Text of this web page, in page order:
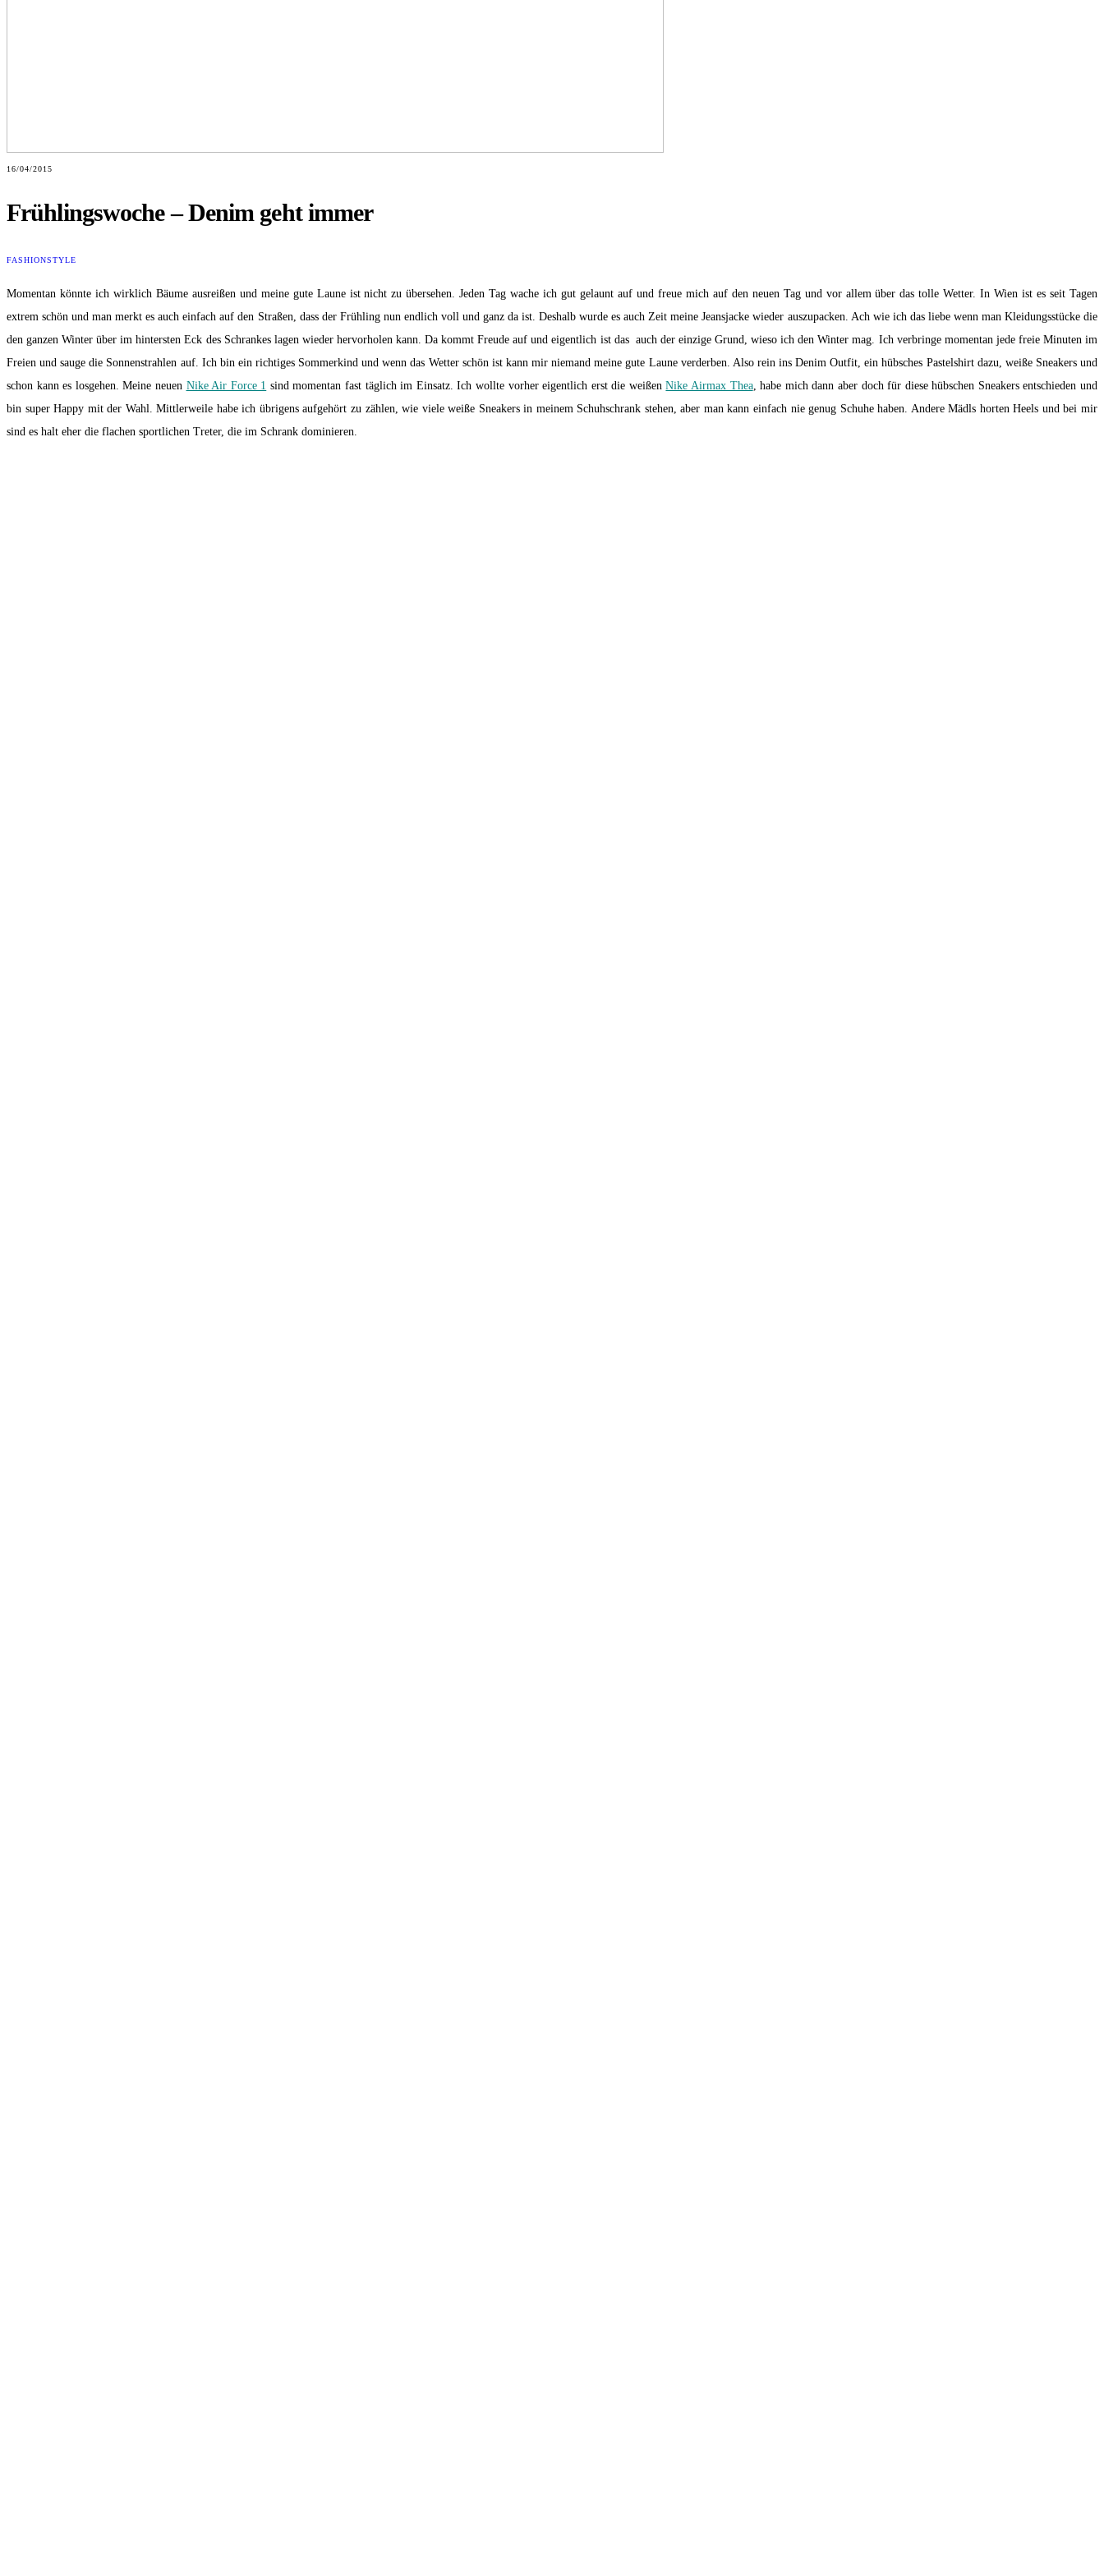
16/04/2015
Frühlingswoche – Denim geht immer
FASHIONSTYLE
Momentan könnte ich wirklich Bäume ausreißen und meine gute Laune ist nicht zu übersehen. Jeden Tag wache ich gut gelaunt auf und freue mich auf den neuen Tag und vor allem über das tolle Wetter. In Wien ist es seit Tagen
extrem schön und man merkt es auch einfach auf den Straßen, dass der Frühling nun endlich voll und ganz da ist. Deshalb wurde es auch Zeit meine Jeansjacke wieder auszupacken. Ach wie ich das liebe wenn man Kleidungsstücke die
den ganzen Winter über im hintersten Eck des Schrankes lagen wieder hervorholen kann. Da kommt Freude auf und eigentlich ist das auch der einzige Grund, wieso ich den Winter mag. Ich verbringe momentan jede freie Minuten im
Freien und sauge die Sonnenstrahlen auf. Ich bin ein richtiges Sommerkind und wenn das Wetter schön ist kann mir niemand meine gute Laune verderben. Also rein ins Denim Outfit, ein hübsches Pastelshirt dazu, weiße Sneakers und
schon kann es losgehen. Meine neuen Nike Air Force 1 sind momentan fast täglich im Einsatz. Ich wollte vorher eigentlich erst die weißenNike Airmax Thea, habe mich dann aber doch für diese hübschen Sneakers entschieden und
bin super Happy mit der Wahl. Mittlerweile habe ich übrigens aufgehört zu zählen, wie viele weiße Sneakers in meinem Schuhschrank stehen, aber man kann einfach nie genug Schuhe haben. Andere Mädls horten Heels und bei mir
sind es halt eher die flachen sportlichen Treter, die im Schrank dominieren.